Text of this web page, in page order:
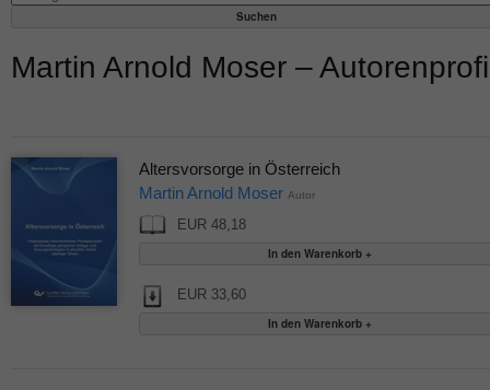
Martin Arnold Moser –
Altersvorsorge in Österreich
Martin Arnold Moser Autor
EUR 48,18
EUR 33,60